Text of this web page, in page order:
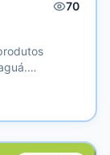
70
às